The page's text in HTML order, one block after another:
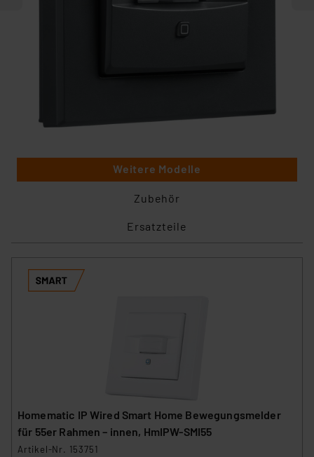
Weitere Modelle
Zubehör
Ersatzteile
Homematic IP Wired Smart Home Bewegungsmelder
für 55er Rahmen – innen, HmIPW-SMI55
Artikel-Nr. 153751